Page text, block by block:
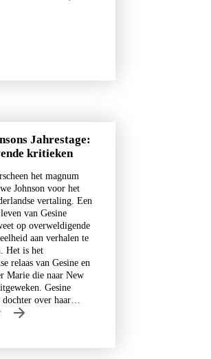
Jahrestage:
kritieken
het magnum
Johnson voor het
vertaling. Een
van Gesine
op overweldigende
aan verhalen te
Het is het
relaas van Gesine en
Marie die naar New
Gesine
over haar…